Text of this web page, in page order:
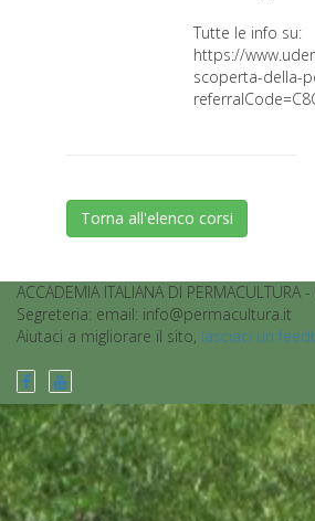
Tutte le info su:
https://
scoperta-della-
Torna all'elenco corsi
ACCADEMIA ITALIANA DI
Segreteria: email: info@permacultura.it
Aiutaci a migliorare il sito, lasciaci un